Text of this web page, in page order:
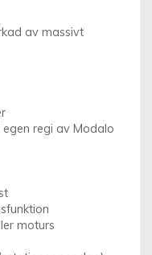
av massivt
regi av Modalo
moturs